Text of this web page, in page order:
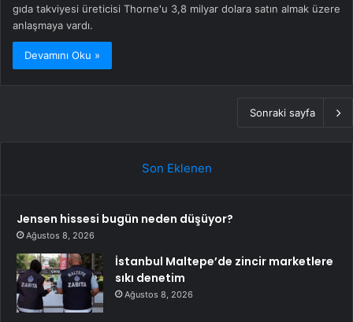
gıda takviyesi üreticisi Thorne'u 3,8 milyar dolara satın almak üzere
anlaşmaya vardı.
Devamını Oku »
Sonraki sayfa
Son Eklenen
Jensen hissesi bugün neden düşüyor?
Ağustos 8, 2026
İstanbul Maltepe’de zincir marketlere
sıkı denetim
Ağustos 8, 2026